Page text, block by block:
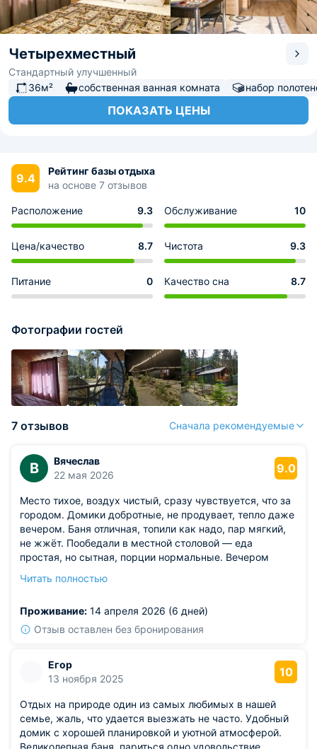
Четырехместный
Стандартный улучшенный
36м²
собственная ванная комната набор
ПОКАЗАТЬ ЦЕНЫ
9.4
Рейтинг базы отдыха
на основе 7 отзывов
Расположение 9.3 Обслуживание 10
Цена/качество 8.7 Чистота 9.3
Питание 0 Качество сна 8.7
Фотографии гостей
7 отзывов Сначала рекомендуемые
В
Вячеслав
22 мая 2026
9.0
Место тихое, воздух чистый, сразу чувствуется, что за
городом. Домики добротные, не продувает, тепло даже
вечером. Баня отличная, топили как надо, пар мягкий,
не жжёт. Пообедали в местной столовой — еда
простая, но сытная, порции нормальные. Вечером
Из недостатков: звукоизоляция между домиками так
смеются.
Читать полностью
Проживание: 14 апреля 2026 (6 дней)
Отзыв оставлен без бронирования
Егор
13 ноября 2025
10
Отдых на природе один из самых любимых в нашей
семье, жаль, что удается выезжать не часто. Удобный
домик с хорошей планировкой и уютной атмосферой.
Великолепная баня, париться одно удовольствие.